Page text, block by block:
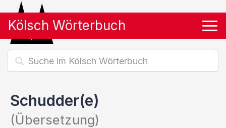
Kölsch Wörterbuch
Schudder(e)
(Übersetzung)